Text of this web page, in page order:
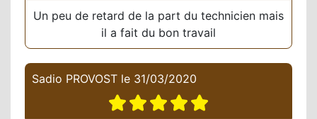
Un peu de retard de la part du technicien mais
il a fait du bon travail
Sadio PROVOST le 31/03/2020